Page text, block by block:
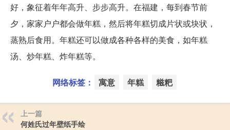
好，象征着年年高升、步步高升。在福建，每到春节前
夕，家家户户都会做年糕，然后将年糕切成片状或块状，
蒸熟后食用。年糕还可以做成各种各样的美食，如年糕
汤、炒年糕、炸年糕等。
网络标签： 寓意 年糕 糍粑
上一篇
何姓氏过年壁纸手绘